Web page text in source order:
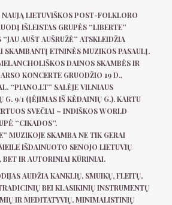
LIETUVIŠKOS POST-FOLKLORO
IŠLEISTAS GRUPĖS “LIBERTE”
AUŠT AUŠRUŽĖ” ATSKLEIDŽIA
SKAMBANTĮ ETNINĖS MUZIKOS PASAULĮ.
DAINOS SKAMBĖS IR
KONCERTE GRUODŽIO 19 D.,
“PIANO.LT” SALĖJE VILNIAUS
G. 9/1 (ĮĖJIMAS IŠ KĖDAINIŲ G.). KARTU
SVEČIAI – INDIŠKOS WORLD
“CIKADOS”.
MUZIKOJE SKAMBA NE TIK GERAI
IŠDAINUOTO SENOJO LIETUVIŲ
IR AUTORINIAI KŪRINIAI.
AUDŽIA KANKLIŲ, SMUIKŲ, FLEITŲ,
BEI KLASIKINIŲ INSTRUMENTŲ
IR MEDITATYVIŲ, MINIMALISTINIŲ